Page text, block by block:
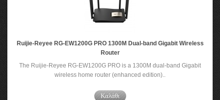
Ruijie-Reyee RG-EW1200G PRO 1300M Dual-band Gigabit Wireless
Router
The Ruijie-Reyee RG-EW1200G PRO is a 1300M dual-band Gigabit
wireless home router (enhanced edition)..
Καλάθι